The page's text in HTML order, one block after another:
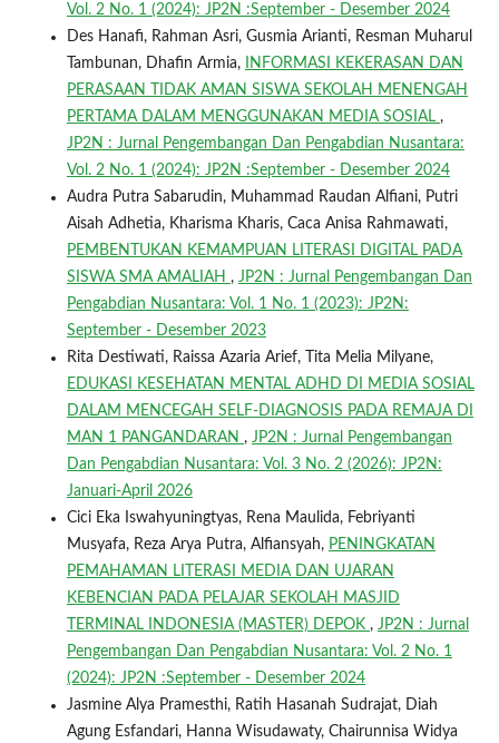
Vol. 2 No. 1 (2024): JP2N :September - Desember 2024
Des Hanafi, Rahman Asri, Gusmia Arianti, Resman Muharul
Tambunan, Dhafin Armia,
INFORMASI KEKERASAN DAN
PERASAAN TIDAK AMAN SISWA SEKOLAH MENENGAH
PERTAMA DALAM MENGGUNAKAN MEDIA SOSIAL ,
JP2N : Jurnal Pengembangan Dan Pengabdian Nusantara:
Vol. 2 No. 1 (2024): JP2N :September - Desember 2024
Audra Putra Sabarudin, Muhammad Raudan Alfiani, Putri
Aisah Adhetia, Kharisma Kharis, Caca Anisa Rahmawati,
PEMBENTUKAN KEMAMPUAN LITERASI DIGITAL PADA
SISWA SMA AMALIAH , JP2N : Jurnal Pengembangan Dan
Pengabdian Nusantara: Vol. 1 No. 1 (2023): JP2N:
September - Desember 2023
Rita Destiwati, Raissa Azaria Arief, Tita Melia Milyane,
EDUKASI KESEHATAN MENTAL ADHD DI MEDIA SOSIAL
DALAM MENCEGAH SELF-DIAGNOSIS PADA REMAJA DI
MAN 1 PANGANDARAN , JP2N : Jurnal Pengembangan
Dan Pengabdian Nusantara: Vol. 3 No. 2 (2026): JP2N:
Januari-April 2026
Cici Eka Iswahyuningtyas, Rena Maulida, Febriyanti
Musyafa, Reza Arya Putra, Alfiansyah, PENINGKATAN
PEMAHAMAN LITERASI MEDIA DAN UJARAN
KEBENCIAN PADA PELAJAR SEKOLAH MASJID
TERMINAL INDONESIA (MASTER) DEPOK , JP2N : Jurnal
Pengembangan Dan Pengabdian Nusantara: Vol. 2 No. 1
(2024): JP2N :September - Desember 2024
Jasmine Alya Pramesthi, Ratih Hasanah Sudrajat, Diah
Agung Esfandari, Hanna Wisudawaty, Chairunnisa Widya